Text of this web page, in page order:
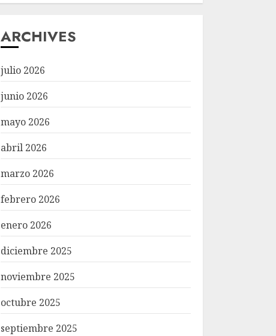
ARCHIVES
julio 2026
junio 2026
mayo 2026
abril 2026
marzo 2026
febrero 2026
enero 2026
diciembre 2025
noviembre 2025
octubre 2025
septiembre 2025